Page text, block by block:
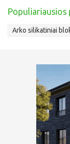
Populiariausios
Arko silikatiniai